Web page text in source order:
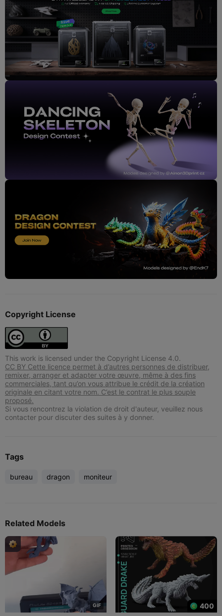
Copyright License
This work is licensed under the Copyright License 4.0.
CC BY Cette licence permet à d’autres personnes de distribuer,
remixer, arranger et adapter votre œuvre, même à des fins
commerciales, tant qu’on vous attribue le crédit de la création
originale en citant votre nom. C’est le contrat le plus souple
proposé.
Si vous rencontrez la violation de droit d'auteur, veuillez nous
contacter pour discuter des suites à y donner.
Tags
bureau dragon moniteur
Related Models
GIF
400